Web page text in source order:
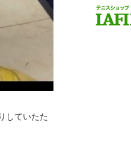
していたた